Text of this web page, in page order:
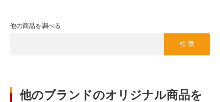
他の商品を調べる
検 索
他のブランドのオリジナル商品を